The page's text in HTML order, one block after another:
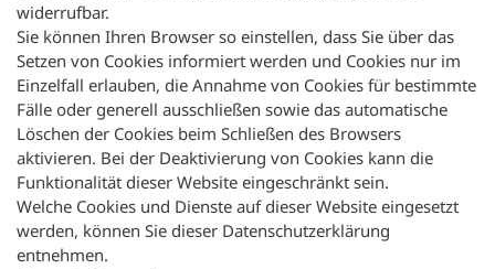
widerrufbar.
Sie können Ihren Browser so einstellen, dass Sie über das
Setzen von Cookies informiert werden und Cookies nur im
Einzelfall erlauben, die Annahme von Cookies für bestimmte
Fälle oder generell ausschließen sowie das automatische
Löschen der Cookies beim Schließen des Browsers
aktivieren. Bei der Deaktivierung von Cookies kann die
Funktionalität dieser Website eingeschränkt sein.
Welche Cookies und Dienste auf dieser Website eingesetzt
werden, können Sie dieser Datenschutzerklärung
entnehmen.